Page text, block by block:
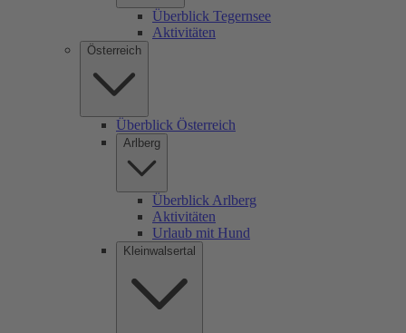
Überblick Tegernsee
Aktivitäten
Österreich
Überblick Österreich
Arlberg
Überblick Arlberg
Aktivitäten
Urlaub mit Hund
Kleinwalsertal